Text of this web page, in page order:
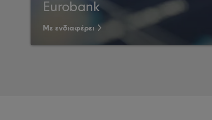
Eurobank
Με ενδιαφέρει